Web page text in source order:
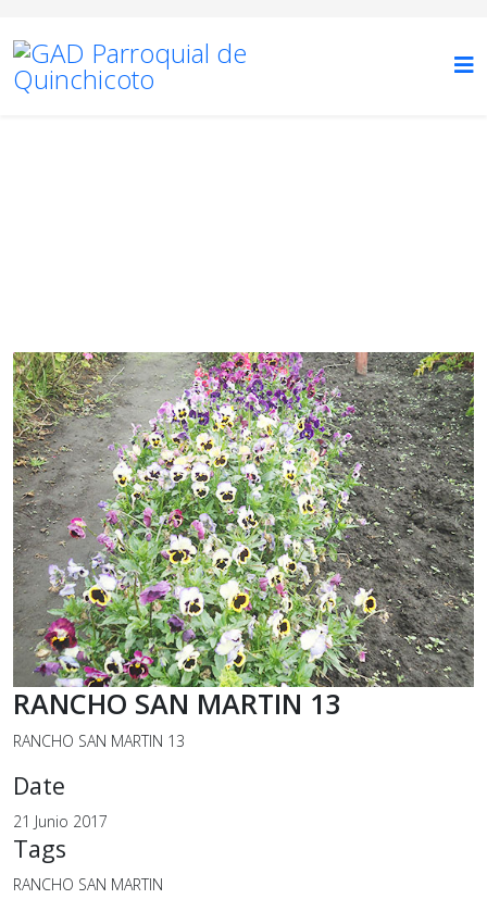
RANCHO SAN MARTIN 13
RANCHO SAN MARTIN 13
Date
21 Junio 2017
Tags
RANCHO SAN MARTIN